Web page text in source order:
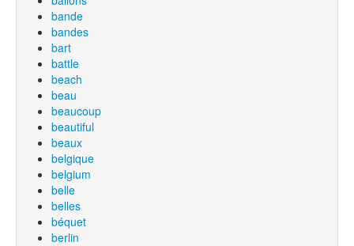
bande
bandes
bart
battle
beach
beau
beaucoup
beautiful
beaux
belgique
belgium
belle
belles
béquet
berlin